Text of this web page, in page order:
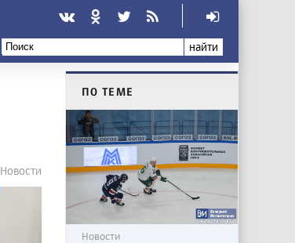
найти
Новости
ПО ТЕМЕ
Новости